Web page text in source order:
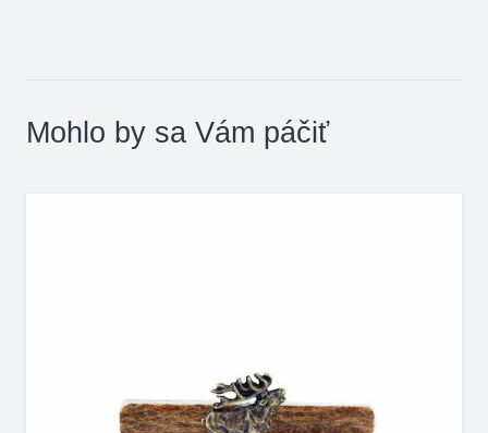
Mohlo by sa Vám páčiť